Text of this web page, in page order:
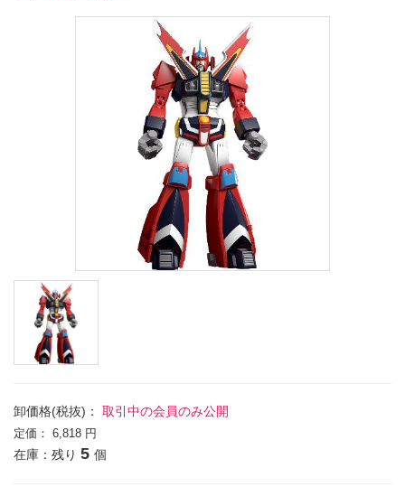
卸価格(税抜)： 取引中の会員のみ公開
定価： 6,818 円
在庫：残り 5 個